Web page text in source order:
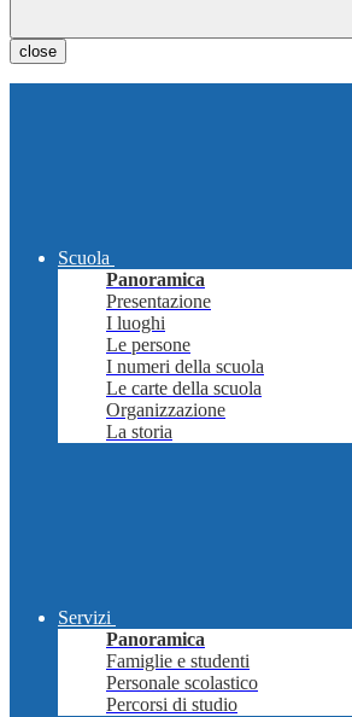
close
Scuola
Panoramica
Presentazione
I luoghi
Le persone
I numeri della scuola
Le carte della scuola
Organizzazione
La storia
Servizi
Panoramica
Famiglie e studenti
Personale scolastico
Percorsi di studio